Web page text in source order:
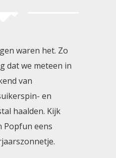
waren het. Zo
dat we meteen in
van
en
haalden. Kijk
Popfun eens